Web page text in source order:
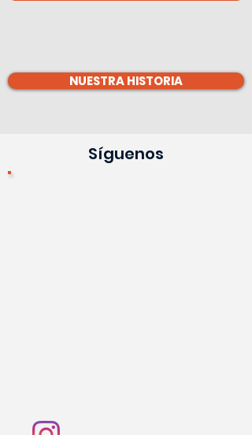
NUESTRA HISTORIA
Síguenos